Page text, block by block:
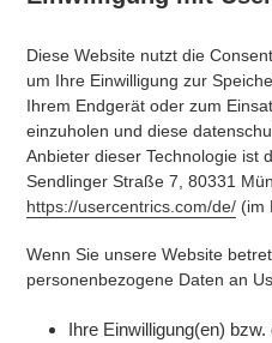
Diese Website nutzt die
um Ihre Einwilligung zur
Ihrem Endgerät oder zum
einzuholen und diese
Anbieter dieser Technologie ist
Sendlinger Straße 7, 80331
https://usercentrics.com/de/ (im
Wenn Sie unsere Website
personenbezogene Daten an
Ihre Einwilligung(en)